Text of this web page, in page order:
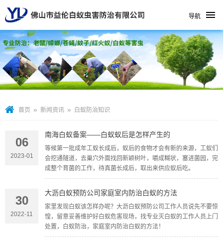
导航
首页 » 新闻资讯 » 白蚁防治知识
06
2023-01
南海白蚁备案——白蚁蚁后是怎样产生的
等候第一批成年工蚁长成后，蚁后的食物才会有新的来源，工蚁们
会挖通隧道，去巢穴外面找回新颖树叶，嚼成糊状，塞进菌园，完
成整个育菌的工作，待真菌长成后，取出来供应蚁后吃。
30
2022-11
大沥白蚁预防公司家庭室内防治白蚁的方法
家里发现白蚁该怎样办呢？大沥白蚁预防公司工作人员说先不要惊
惶，留意妥善维护好白蚁危害现场，找专业灭白蚁的工作人员上门
处置，白蚁防治，家庭室内防治白蚁的方法！